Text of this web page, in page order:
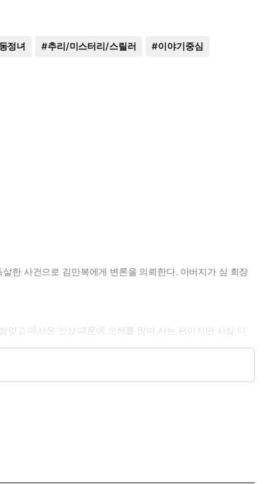
정녀 #추리/미스터리/스릴러 #이야기중심
한 사건으로 김만복에게 변론을 의뢰한다. 아버지가 심 회장
고 매서운 인상 때문에 오해를 많이 사는 편이지만 사실 다